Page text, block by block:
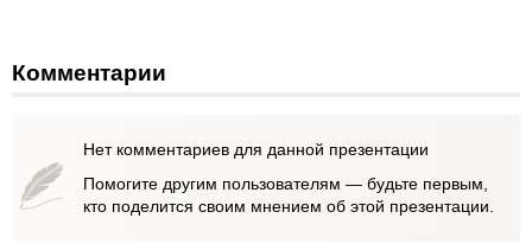
Комментарии
Нет комментариев для данной презентации
Помогите другим пользователям — будьте первым,
кто поделится своим мнением об этой презентации.